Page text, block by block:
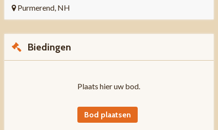
Purmerend, NH
Biedingen
Plaats hier uw bod.
Bod plaatsen